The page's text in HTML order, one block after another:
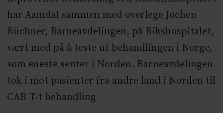
har Aamdal sammen med overlege Jochen
Büchner, Barneavdelingen, på Rikshospitalet,
vært med på å teste ut behandlingen i Norge,
som eneste senter i Norden. Barneavdelingen
tok i mot pasienter fra andre land i Norden til
CAR T-t behandling